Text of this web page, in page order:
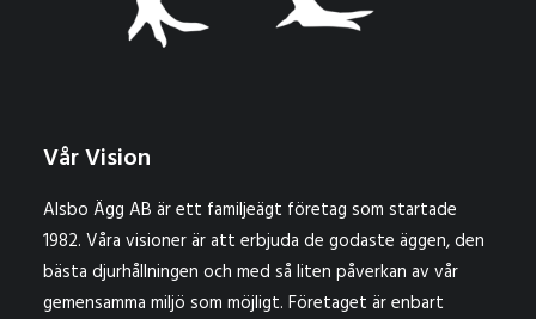
Vår Vision
Alsbo Ägg AB är ett familjeägt företag som startade
1982. Våra visioner är att erbjuda de godaste äggen, den
bästa djurhållningen och med så liten påverkan av vår
gemensamma miljö som möjligt. Företaget är enbart